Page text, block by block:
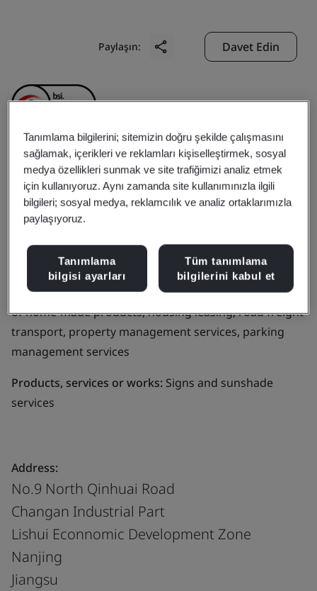
Paylaşın: Davet Edin
Nanjing Taixing
Automotive Parts
Manufacturing Co,Ltd
Business scope:Auto parts and related products, sales
of home-made products, housing leasing, road freight
transport, property management services, parking
management services
Products, services or works: Signs and sunshade
services
Address:
No.9 North Qinhuai Road
Changan Industrial Part
Lishui Econnomic Development Zone
Nanjing
Jiangsu
Tanımlama bilgilerini; sitemizin doğru şekilde çalışmasını
sağlamak, içerikleri ve reklamları kişiselleştirmek, sosyal
medya özellikleri sunmak ve site trafiğimizi analiz etmek
için kullanıyoruz. Aynı zamanda site kullanımınızla ilgili
bilgileri; sosyal medya, reklamcılık ve analiz ortaklarımızla
paylaşıyoruz.
Tanımlama
bilgisi ayarları
Tüm tanımlama
bilgilerini kabul et